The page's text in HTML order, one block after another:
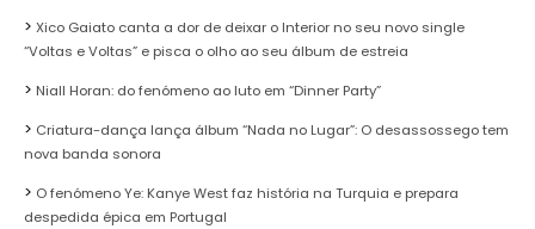
Xico Gaiato canta a dor de deixar o Interior no seu novo single
“Voltas e Voltas” e pisca o olho ao seu álbum de estreia
Niall Horan: do fenómeno ao luto em “Dinner Party”
Criatura-dança lança álbum “Nada no Lugar”: O desassossego tem
nova banda sonora
O fenómeno Ye: Kanye West faz história na Turquia e prepara
despedida épica em Portugal